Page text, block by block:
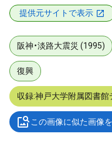
提供元サイトで表示
阪神・淡路大震災 (1995)
復興
収録:神戸大学附属図書
この画像に似た画像